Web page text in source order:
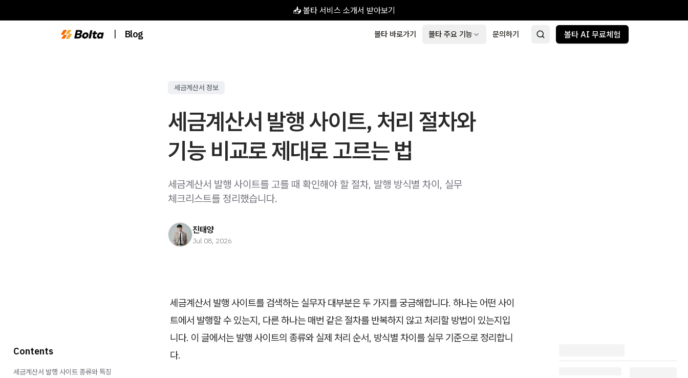
📥 볼타 서비스 소개서 받아보기
| Blog 볼타 바로가기 볼타 주요 기능 문의하기 볼타 AI 무료체험
세금계산서 정보
세금계산서 발행 사이트, 처리 절차와
기능 비교로 제대로 고르는 법
세금계산서 발행 사이트를 고를 때 확인해야 할 절차, 발행 방식별 차이, 실무
체크리스트를 정리했습니다.
진태양
Jul 08, 2026
세금계산서 발행 사이트를 검색하는 실무자 대부분은 두 가지를 궁금해합니다. 하나는 어떤 사이
트에서 발행할 수 있는지, 다른 하나는 매번 같은 절차를 반복하지 않고 처리할 방법이 있는지입
니다. 이 글에서는 발행 사이트의 종류와 실제 처리 순서, 방식별 차이를 실무 기준으로 정리합니
다.
Contents
세금계산서 발행 사이트 종류와 특징